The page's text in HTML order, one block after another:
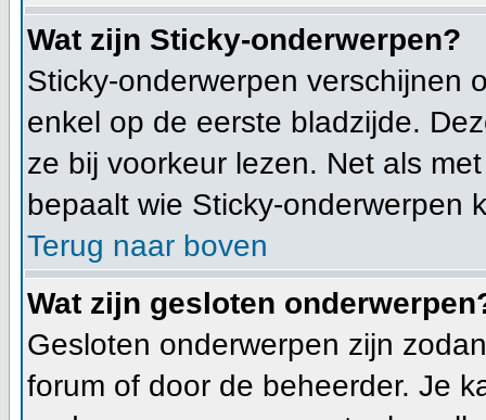
Wat zijn Sticky-onderwerpen?
Sticky-onderwerpen verschijnen
enkel op de eerste bladzijde.
ze bij voorkeur lezen. Net als
bepaalt wie Sticky-onderwerpen
Terug naar boven
Wat zijn gesloten
Gesloten onderwerpen zijn
forum of door de beheerder. Je